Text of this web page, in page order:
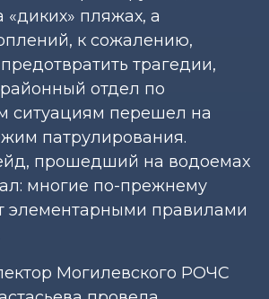
пляжах, а
к сожалению,
трагедии,
отдел по
ситуациям перешел на
патрулирования.
прошедший на водоемах
многие по-прежнему
элементарными правилами
Могилевского РОЧС